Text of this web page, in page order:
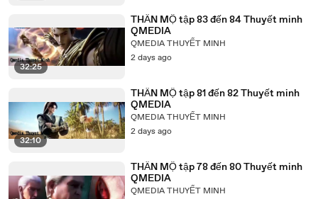
32:25
THẦN MỘ tập 83 đến 84 Thuyết minh
QMEDIA
QMEDIA THUYẾT MINH
2 days ago
32:10
THẦN MỘ tập 81 đến 82 Thuyết minh
QMEDIA
QMEDIA THUYẾT MINH
2 days ago
THẦN MỘ tập 78 đến 80 Thuyết minh
QMEDIA
QMEDIA THUYẾT MINH